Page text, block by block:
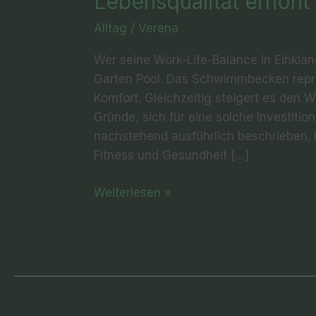
Alltag / Verena
Wer seine Work-Life-Balance in
Garten Pool. Das Schwimmbecken
Komfort. Gleichzeitig steigert es den
Gründe, sich für eine solche
nachstehend ausführlich
Fitness und Gesundheit […]
Weiterlesen »